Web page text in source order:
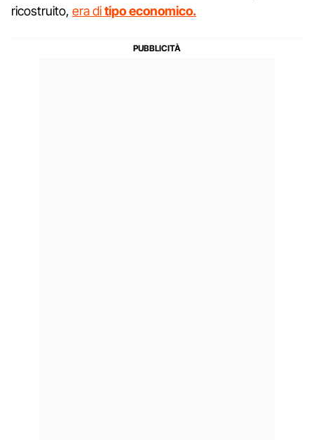
ricostruito, era ditipo economico.